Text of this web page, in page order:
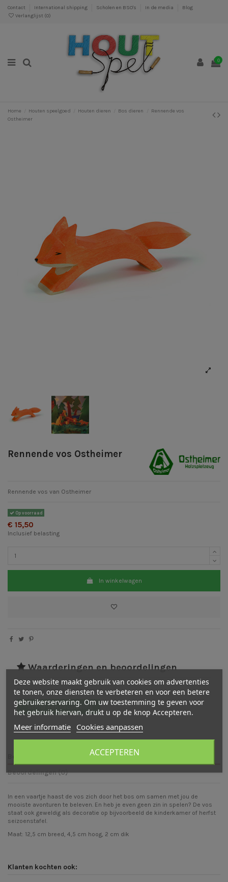
Contact International shipping Scholen en BSO's In de media
Blog
Verlanglijst (0)
0
Home Houten speelgoed Houten dieren Bos dieren
Rennende vos
Ostheimer
Rennende vos Ostheimer
Rennende vos van Ostheimer
Op voorraad
€ 15,50
Inclusief belasting
In winkelwagen
Waarderingen en beoordelingen
Er zijn nog geen beoordelingen
Schrijf een beoordeling
Beoordelingen (0)
In een vaartje haast de vos zich door het bos om samen met jou de
mooiste avonturen te beleven. En heb je even geen zin in spelen? De vos
staat ook geweldig als decoratie op bijvoorbeeld de kinderkamer of herfst
seizoenstafel.
Maat: 12,5 cm breed, 4,5 cm hoog, 2 cm dik
Klanten kochten ook:
Deze website maakt gebruik van cookies om advertenties
te tonen, onze diensten te verbeteren en voor een betere
gebruikerservaring. Om uw toestemming te geven voor
het gebruik hiervan, drukt u op de knop Accepteren.
Meer informatie Cookies aanpassen
ACCEPTEREN